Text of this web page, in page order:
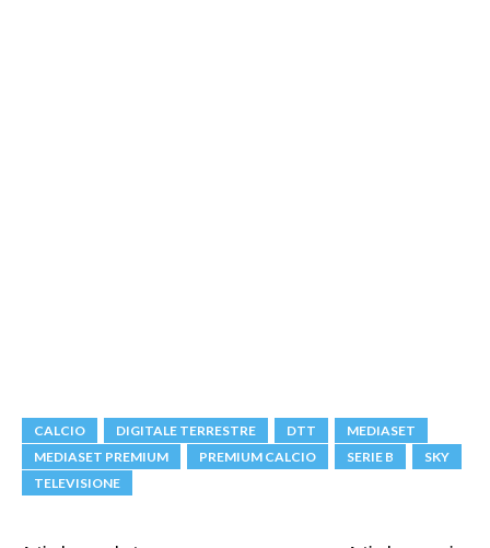
CALCIO DIGITALE TERRESTRE DTT
MEDIASET
MEDIASET PREMIUM
PREMIUM CALCIO SERIE B
SKY
TELEVISIONE